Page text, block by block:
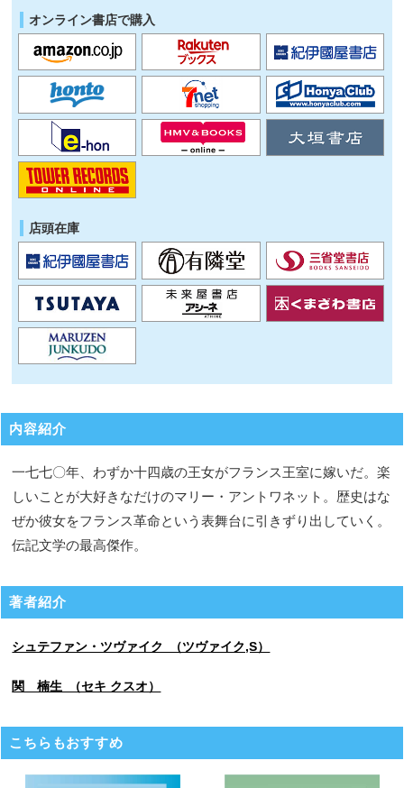
オンライン書店で購入
店頭在庫
内容紹介
一七七〇年、わずか十四歳の王女がフランス王室に嫁いだ。楽
しいことが大好きなだけのマリー・アントワネット。歴史はな
ぜか彼女をフランス革命という表舞台に引きずり出していく。
伝記文学の最高傑作。
著者紹介
シュテファン・ツヴァイク （ツヴァイク,S）
関 楠生 （セキ クスオ）
こちらもおすすめ